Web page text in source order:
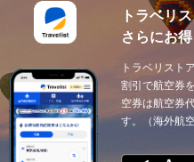
東京 (東京国際空港(羽田))→広
東京 (東京国際空港(羽田))→北
東京 (東京国際空港(羽田)) → サ
東京 (東京国際空港(羽田))→ニ
東京 (東京国際空港(羽田))→ク
東京 (東京国際空港(羽田))→ウ
東京 (成田国際空港) →ドーハ (
東京 (成田国際空港) →アブダビ
東京 (成田国際空港)→イスタ
東京 (成田国際空港)→ウィー
東京 (成田国際空港) チュー
東京 (成田国際空港)→
トラベリ
さらにお得
トラベリスト
割引で航空券
空券は航空券
す。（海外航